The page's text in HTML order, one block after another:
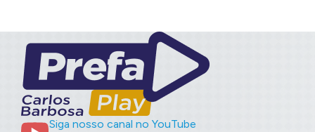
Siga nosso canal no YouTube